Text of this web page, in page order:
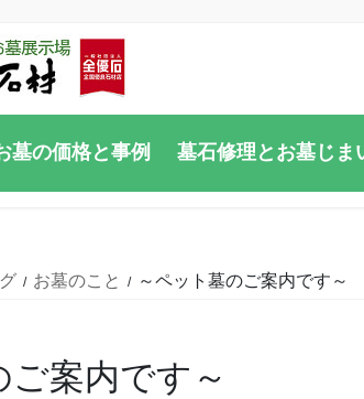
墓の価格と事例 墓石修理とお墓じま
お墓のこと ～ペット墓のご案内です～
ご案内です～